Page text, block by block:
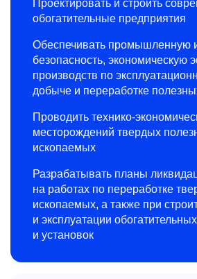
Проектировать и строить
обогатительные предприятия
Обеспечивать промышленную
безопасность, экономическую
производств по
добыче и переработке
Проводить технико-
месторождений твердых
ископаемых
Разрабатывать планы
на работах по переработке
ископаемых, а также при
и эксплуатации
и установок